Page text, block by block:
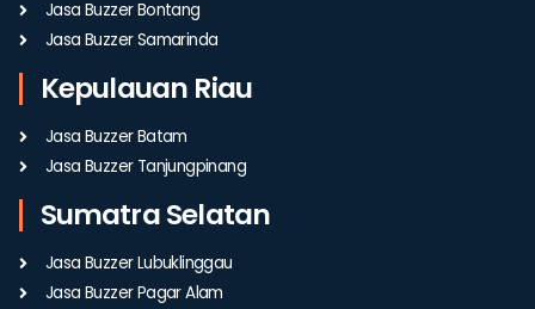
Jasa Buzzer Bontang
Jasa Buzzer Samarinda
Kepulauan Riau
Jasa Buzzer Batam
Jasa Buzzer Tanjungpinang
Sumatra Selatan
Jasa Buzzer Lubuklinggau
Jasa Buzzer Pagar Alam